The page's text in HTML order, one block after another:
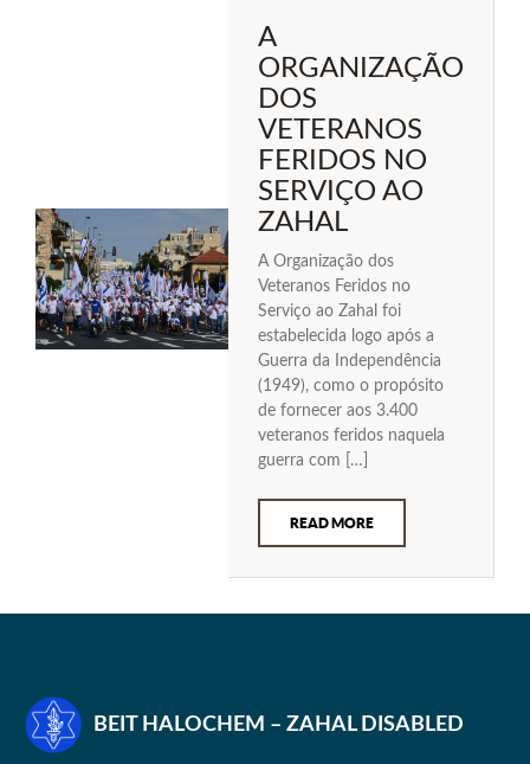
A
ORGANIZAÇÃO
DOS
VETERANOS
FERIDOS NO
SERVIÇO AO
ZAHAL
A Organização dos
Veteranos Feridos no
Serviço ao Zahal foi
estabelecida logo após a
Guerra da Independência
(1949), como o propósito
de fornecer aos 3.400
veteranos feridos naquela
guerra com […]
READ MORE
BEIT HALOCHEM – ZAHAL DISABLED